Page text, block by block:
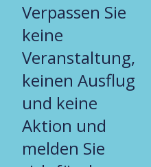
Verpassen Sie
keine
Veranstaltung,
keinen Ausflug
und keine
Aktion und
melden Sie